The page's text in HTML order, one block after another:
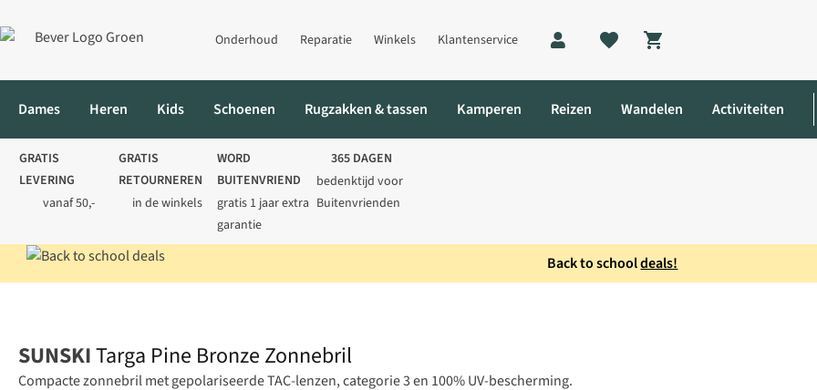
Onderhoud Reparatie Winkels Klantenservice
Shopping cart
Dames Heren Kids Schoenen Rugzakken & tassen Kamperen Reizen Wandelen Activiteiten
GRATIS
LEVERING
vanaf 50,-
GRATIS
RETOURNEREN
in de winkels
WORD
BUITENVRIEND
gratis 1 jaar extra
garantie
365 DAGEN
bedenktijd voor
Buitenvrienden
Back to schooldeals!
SUNSKITarga Pine Bronze Zonnebril
Compacte zonnebril met gepolariseerde TAC-lenzen, categorie 3 en 100% UV-bescherming.